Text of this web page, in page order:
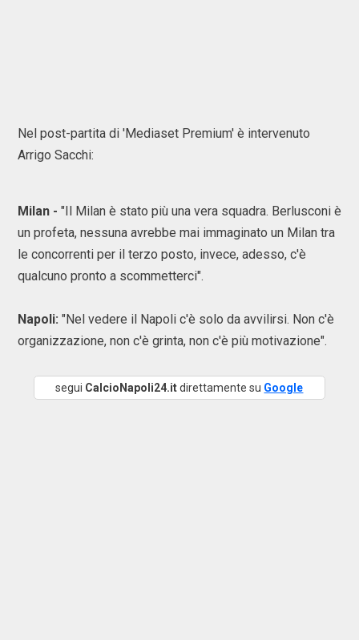
Nel post-partita di 'Mediaset Premium' è intervenuto
Arrigo Sacchi:
Milan - "Il Milan è stato più una vera squadra. Berlusconi è
un profeta, nessuna avrebbe mai immaginato un Milan tra
le concorrenti per il terzo posto, invece, adesso, c'è
qualcuno pronto a scommetterci".
Napoli: "Nel vedere il Napoli c'è solo da avvilirsi. Non c'è
organizzazione, non c'è grinta, non c'è più motivazione".
segui CalcioNapoli24.itdirettamente su Google